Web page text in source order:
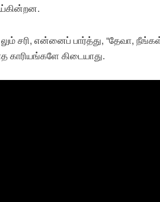
என்னைப் பார்த்து, “தேவா,
கிடையாது.